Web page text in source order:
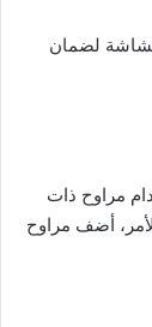
لضمان
مراوح ذات
أضف مراوح